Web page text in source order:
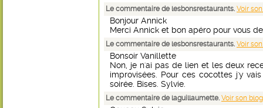
Le commentaire de lesbonsrestaurants. Voir
Bonjour Annick
Merci Annick et bon apéro pour vous
Le commentaire de lesbonsrestaurants. Voir
Bonsoir Vanillette
Non, je n'ai pas de lien et les deux
improvisées. Pour ces cocottes j'y
soirée. Bises. Sylvie.
Le commentaire de laguillaumette. Voir son blog